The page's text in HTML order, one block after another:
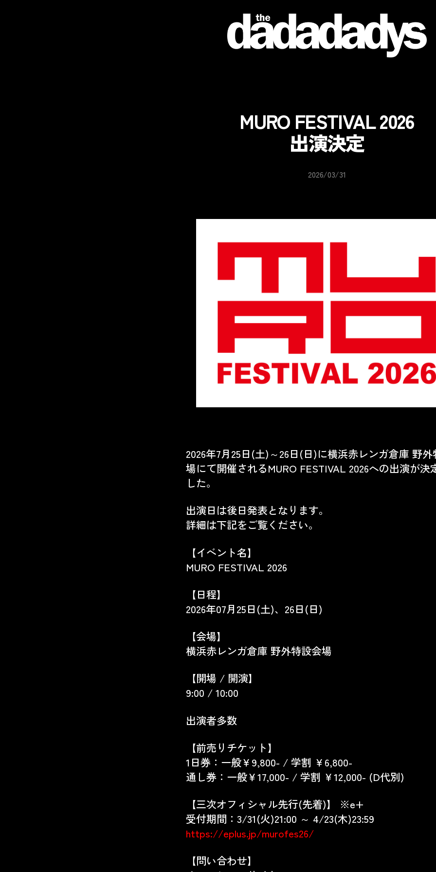
MURO FESTIVAL 2026
出演決定
2026/03/31
2026年7月25日(土)～26日(日)に横浜赤レンガ倉庫 野外
場にて開催されるMURO FESTIVAL 2026への出演が決
した。
出演日は後日発表となります。
詳細は下記をご覧ください。
【イベント名】
MURO FESTIVAL 2026
【日程】
2026年07月25日(土)、26日(日)
【会場】
横浜赤レンガ倉庫 野外特設会場
【開場 / 開演】
9:00 / 10:00
出演者多数
【前売りチケット】
1日券：一般￥9,800- / 学割 ￥6,800-
通し券：一般￥17,000- / 学割 ￥12,000- (D代別)
【三次オフィシャル先行(先着)】 ※e+
受付期間：3/31(火)21:00 ～ 4/23(木)23:59
https://eplus.jp/murofes26/
【問い合わせ】